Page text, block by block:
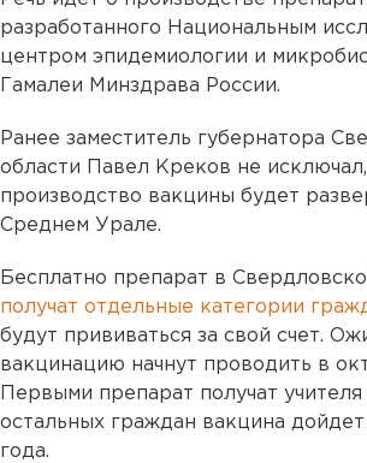
разработанного Национальным
центром эпидемиологии и
Гамалеи Минздрава России.
Ранее заместитель губернатора
области Павел Креков не исключал,
производство вакцины будет
Среднем Урале.
Бесплатно препарат в
получат отдельные категории
будут прививаться за свой счет.
вакцинацию начнут проводить в
Первыми препарат получат
остальных граждан вакцина дойдет
года.